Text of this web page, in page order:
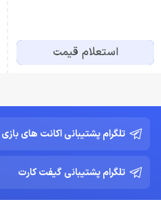
استعلام قیمت
تلگرام پشتیبانی اکانت های بازی
تلگرام پشتیبانی گیفت کارت